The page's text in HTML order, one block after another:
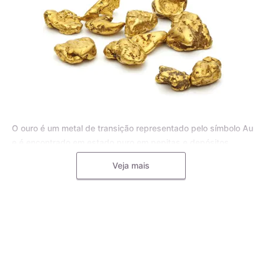
Veja mais
O ouro é um metal de transição representado pelo símbolo Au
aluviais, bem como em pequenas inclusões em rochas
metamórficas e minerais, como o quartzo. Para joias, o ouro